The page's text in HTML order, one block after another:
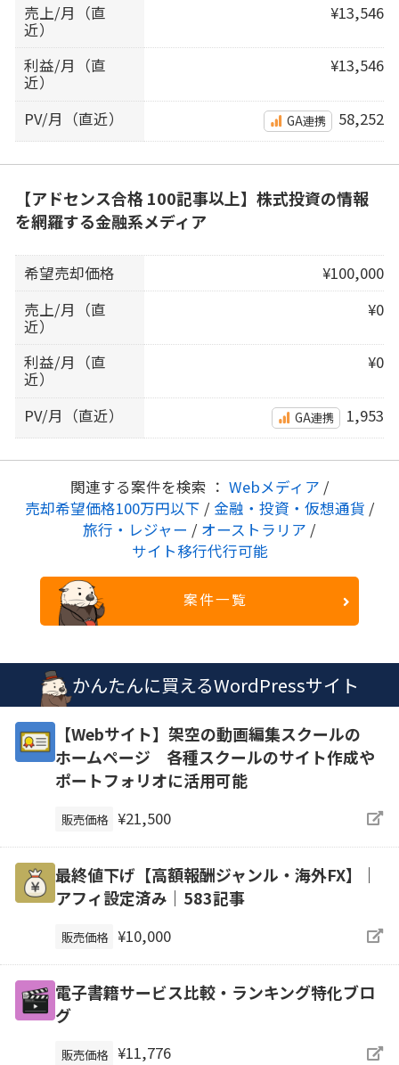
売上/月（直
近）
¥13,546
利益/月（直
近）
¥13,546
PV/月（直近） GA連携 58,252
【アドセンス合格 100記事以上】株式投資の情報
を網羅する金融系メディア
希望売却価格
¥100,000
売上/月（直
近）
¥0
利益/月（直
近）
¥0
PV/月（直近） GA連携 1,953
関連する案件を検索 ： Webメディア /
売却希望価格100万円以下 / 金融・投資・仮想通貨 /
旅行・レジャー / オーストラリア /
サイト移行代行可能
案件一覧
かんたんに買えるWordPressサイト
【Webサイト】架空の動画編集スクールの
ホームページ 各種スクールのサイト作成や
ポートフォリオに活用可能
販売価格 ¥21,500
最終値下げ【高額報酬ジャンル・海外FX】｜
アフィ設定済み｜583記事
販売価格 ¥10,000
電子書籍サービス比較・ランキング特化ブロ
グ
販売価格 ¥11,776